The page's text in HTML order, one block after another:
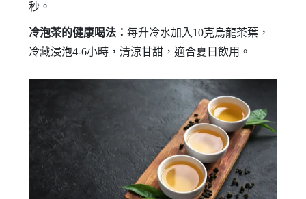
秒。
冷泡茶的健康喝法： 每升冷水加入10克烏龍茶葉，
冷藏浸泡4-6小時，清涼甘甜，適合夏日飲用。